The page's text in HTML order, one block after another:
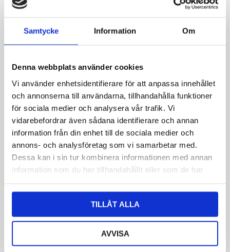
Samtycke Information Om
Denna webbplats använder cookies
Vi använder enhetsidentifierare för att anpassa innehållet
och annonserna till användarna, tillhandahålla funktioner
för sociala medier och analysera vår trafik. Vi
vidarebefordrar även sådana identifierare och annan
information från din enhet till de sociala medier och
annons- och analysföretag som vi samarbetar med.
Dessa kan i sin tur kombinera informationen med annan
information som du har tillhandahållit eller som de har
TILLÅT ALLA
AVVISA
E-post
Genom att skicka formuläret godkänner du att vi sparar
information om dig. Läs mer om hur vi behandlar dina
personuppgifter i vår integritetspolicy.